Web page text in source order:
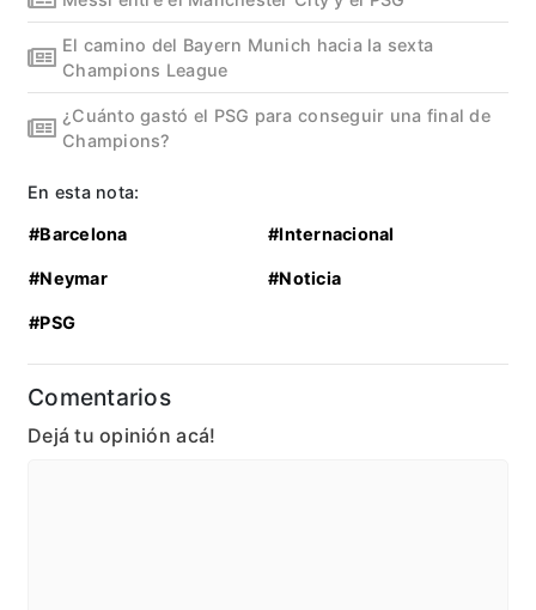
El camino del Bayern Munich hacia la sexta
Champions League
¿Cuánto gastó el PSG para conseguir una final de
Champions?
En esta nota:
#Barcelona #Internacional
#Neymar #Noticia
#PSG
Comentarios
Dejá tu opinión acá!